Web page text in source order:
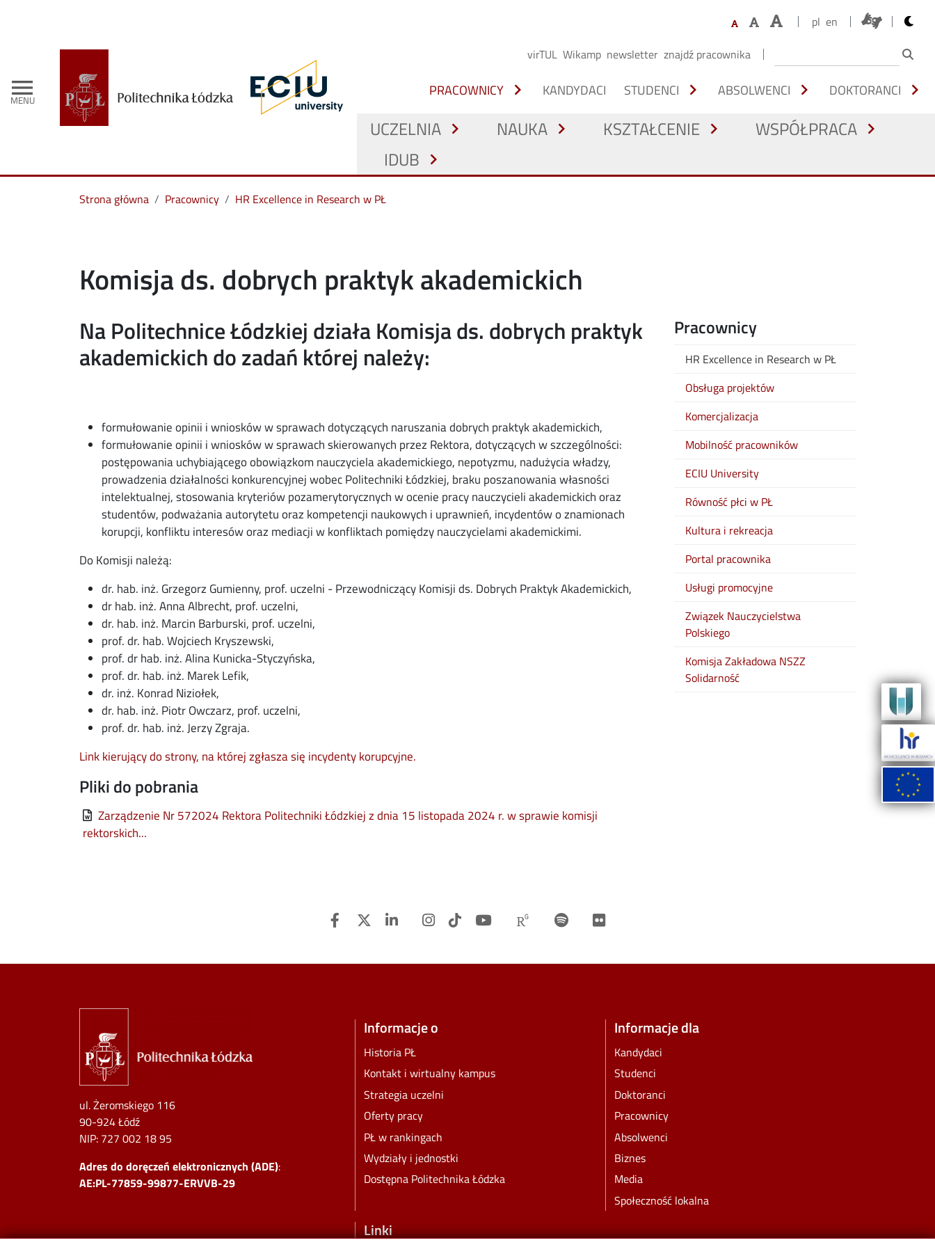
menu
MENU
pl en opens
virTUL Wikamp newsletter znajdź pracownika
PRACOWNICY chevron_right KANDYDACI STUDENCI chevron_right ABSOLWENCI chevron_right DOKTORANCI chevron_right
UCZELNIA chevron_right NAUKA chevron_right KSZTAŁCENIE chevron_right WSPÓŁPRACA chevron_right
IDUB chevron_right
Strona główna Pracownicy HR Excellence in Research w PŁ
Komisja ds. dobrych praktyk akademickich
Na Politechnice Łódzkiej działa Komisja ds. dobrych praktyk
akademickich do zadań której należy:
formułowanie opinii i wniosków w sprawach dotyczących naruszania dobrych praktyk akademickich,
formułowanie opinii i wniosków w sprawach skierowanych przez Rektora, dotyczących w szczególności:
postępowania uchybiającego obowiązkom nauczyciela akademickiego, nepotyzmu, nadużycia władzy,
prowadzenia działalności konkurencyjnej wobec Politechniki Łódzkiej, braku poszanowania własności
intelektualnej, stosowania kryteriów pozamerytorycznych w ocenie pracy nauczycieli akademickich oraz
studentów, podważania autorytetu oraz kompetencji naukowych i uprawnień, incydentów o znamionach
korupcji, konfliktu interesów oraz mediacji w konfliktach pomiędzy nauczycielami akademickimi.
Do Komisji należą:
dr. hab. inż. Grzegorz Gumienny, prof. uczelni - Przewodniczący Komisji ds. Dobrych Praktyk Akademickich,
dr hab. inż. Anna Albrecht, prof. uczelni,
dr. hab. inż. Marcin Barburski, prof. uczelni,
prof. dr. hab. Wojciech Kryszewski,
prof. dr hab. inż. Alina Kunicka-Styczyńska,
prof. dr. hab. inż. Marek Lefik,
dr. inż. Konrad Niziołek,
dr. hab. inż. Piotr Owczarz, prof. uczelni,
prof. dr. hab. inż. Jerzy Zgraja.
Link kierujący do strony, na której zgłasza się incydenty korupcyjne.
Pliki do pobrania
File Zarządzenie Nr 572024 Rektora Politechniki Łódzkiej z dnia 15 listopada 2024 r. w sprawie komisji
rektorskich...
in new window
in new window
Pracownicy
HR Excellence in Research w PŁ
Obsługa projektów
Komercjalizacja
Mobilność pracowników
ECIU University
Równość płci w PŁ
Kultura i rekreacja
Portal pracownika
Usługi promocyjne
Związek Nauczycielstwa
Polskiego
Komisja Zakładowa NSZZ
Solidarność
Facebook
Twitter LinkedinInstagram
TiTok Youtube Researchgate
Spotify
ul. Żeromskiego 116
90-924 Łódź
NIP: 727 002 18 95
Adres do doręczeń elektronicznych (ADE):
AE:PL-77859-99877-ERVVB-29
Informacje o
Historia PŁ
Kontakt i wirtualny kampus
Strategia uczelni
Oferty pracy
PŁ w rankingach
Wydziały i jednostki
Dostępna Politechnika Łódzka
Informacje dla
Kandydaci
Studenci
Doktoranci
Pracownicy
Absolwenci
Biznes
Media
Społeczność lokalna
Linki